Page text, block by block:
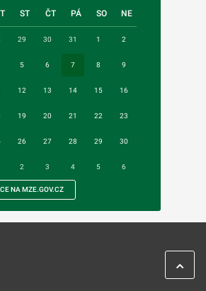
ST ČT PÁ SO NE
29 30 31 1 2
5 6 7 8 9
12 13 14 15 16
19 20 21 22 23
26 27 28 29 30
2 3 4 5 6
NA MZE.GOV.CZ